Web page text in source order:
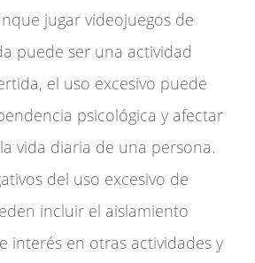
jugar videojuegos de
puede ser una actividad
el uso excesivo puede
psicológica y afectar
vida diaria de una persona.
del uso excesivo de
incluir el aislamiento
interés en otras actividades y